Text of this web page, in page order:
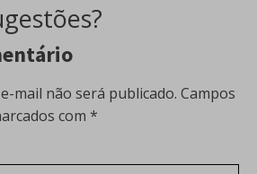
mail não será publicado. Campos
com *